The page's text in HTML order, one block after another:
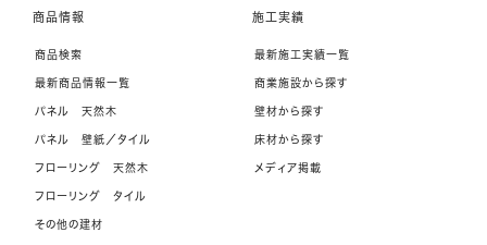
商品情報
商品検索
最新商品情報一覧
パネル 天然木
パネル 壁紙／タイル
フローリング 天然木
フローリング タイル
その他の建材
施工実績
最新施工実績一覧
商業施設から探す
壁材から探す
床材から探す
メディア掲載